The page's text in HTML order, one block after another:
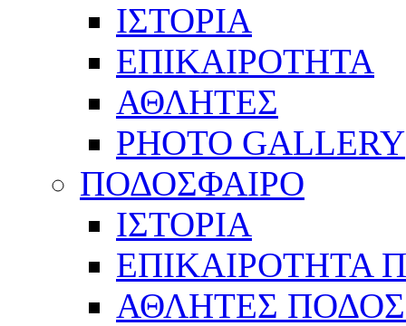
ΙΣΤΟΡΙΑ
ΕΠΙΚΑΙΡΟΤΗΤΑ
ΑΘΛΗΤΕΣ
PHOTO GALLERY
ΠΟΔΟΣΦΑΙΡΟ
ΙΣΤΟΡΙΑ
ΕΠΙΚΑΙΡΟΤΗΤΑ
ΑΘΛΗΤΕΣ